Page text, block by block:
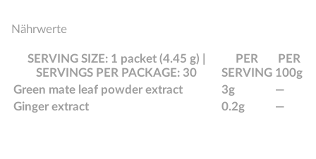
Nährwerte
SERVING SIZE: 1 packet (4.45 g) |
SERVINGS PER PACKAGE: 30
PER
SERVING
PER
100g
Green mate leaf powder extract
3g
—
Ginger extract
0.2g —